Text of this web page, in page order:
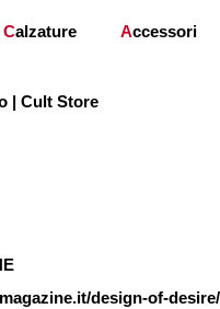
Calzature Accessori
design-of-